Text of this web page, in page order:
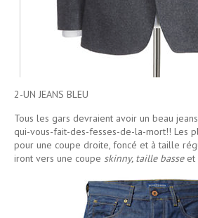
2-UN JEANS BLEU
Tous les gars devraient avoir un beau
qui-vous-fait-des-fesses-de-la-mort!! Les
pour une coupe droite, foncé et à taille
iront vers une coupe skinny, taille basseet